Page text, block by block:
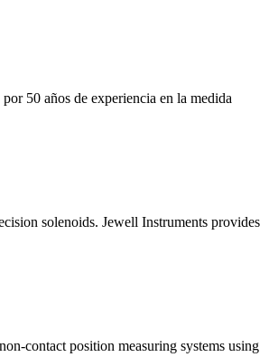
50 años de experiencia en la medida
solenoids. Jewell Instruments provides
contact position measuring systems using